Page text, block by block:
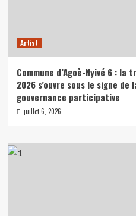
Artist
Commune d’Agoè-Nyivé 6 :
2026 s’ouvre sous le signe
gouvernance participative
juillet 6, 2026